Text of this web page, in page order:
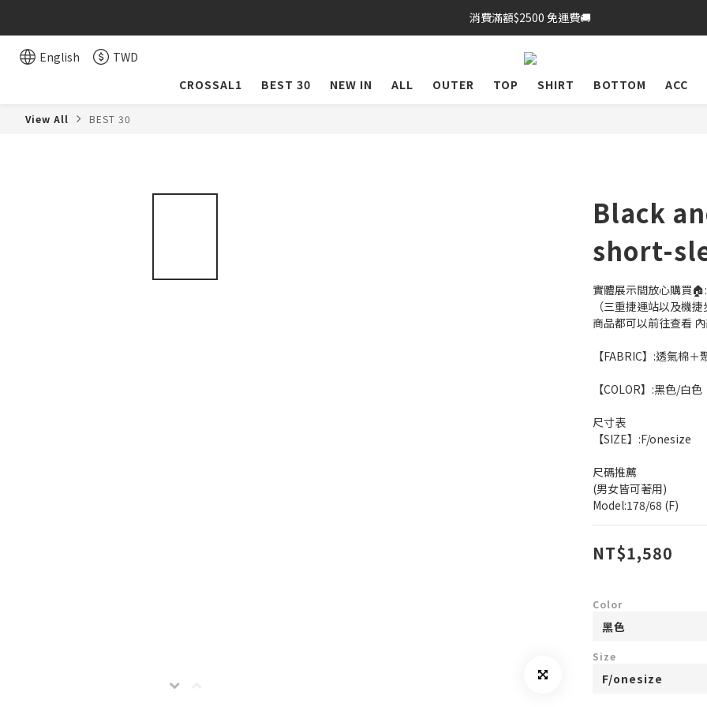
消費滿額$2500 免運費🚚
English
TWD
CROSSAL1
BEST 30 NEW IN ALL OUTER TOP SHIRT BOTTOM ACC
View All BEST 30
Black
short-
實體展示間放心購買
（三重捷運站以及機捷
商品都可以前往查看
【FABRIC】:透氣棉＋
【COLOR】:黑色/白色
尺寸表
【SIZE】:F/onesize
尺碼推薦
(男女皆可著用)
Model:178/68 (F)
NT$1,580
Color
Size